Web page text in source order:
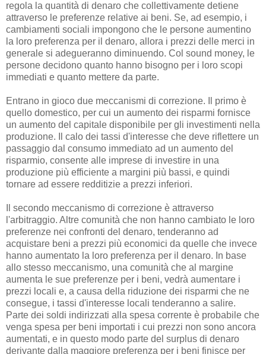
regola la quantità di denaro che collettivamente detiene
attraverso le preferenze relative ai beni. Se, ad esempio, i
cambiamenti sociali impongono che le persone aumentino
la loro preferenza per il denaro, allora i prezzi delle merci in
generale si adegueranno diminuendo. Col sound money, le
persone decidono quanto hanno bisogno per i loro scopi
immediati e quanto mettere da parte.
Entrano in gioco due meccanismi di correzione. Il primo è
quello domestico, per cui un aumento dei risparmi fornisce
un aumento del capitale disponibile per gli investimenti nella
produzione. Il calo dei tassi d'interesse che deve riflettere un
passaggio dal consumo immediato ad un aumento del
risparmio, consente alle imprese di investire in una
produzione più efficiente a margini più bassi, e quindi
tornare ad essere redditizie a prezzi inferiori.
Il secondo meccanismo di correzione è attraverso
l'arbitraggio. Altre comunità che non hanno cambiato le loro
preferenze nei confronti del denaro, tenderanno ad
acquistare beni a prezzi più economici da quelle che invece
hanno aumentato la loro preferenza per il denaro. In base
allo stesso meccanismo, una comunità che al margine
aumenta le sue preferenze per i beni, vedrà aumentare i
prezzi locali e, a causa della riduzione dei risparmi che ne
consegue, i tassi d'interesse locali tenderanno a salire.
Parte dei soldi indirizzati alla spesa corrente è probabile che
venga spesa per beni importati i cui prezzi non sono ancora
aumentati, e in questo modo parte del surplus di denaro
derivante dalla maggiore preferenza per i beni finisce per